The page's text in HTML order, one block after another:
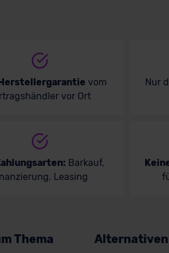
vom
vor Ort
Nur
Barkauf,
Leasing
Thema Alternativen